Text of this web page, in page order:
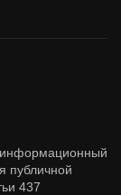
информационный
публичной
437